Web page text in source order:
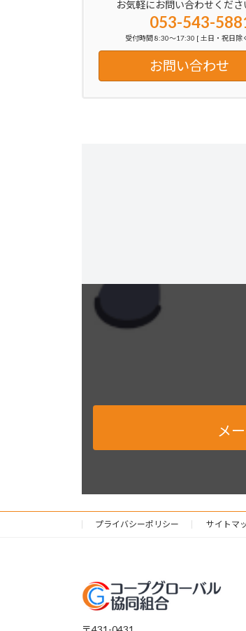
お気軽にお問い合わせくださ
053-543-
受付時間 8:30～17:30 [ 土日・祝日除
お問い合わせ
メ
プライバシーポリシー サイトマ